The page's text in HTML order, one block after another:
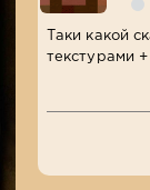
Таки какой
текстурами